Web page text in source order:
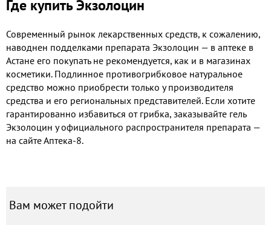
Где купить Экзолоцин
Современный рынок лекарственных средств, к сожалению,
наводнен подделками препарата Экзолоцин — в аптеке в
Астане его покупать не рекомендуется, как и в магазинах
косметики. Подлинное противогрибковое натуральное
средство можно приобрести только у производителя
средства и его региональных представителей. Если хотите
гарантированно избавиться от грибка, заказывайте гель
Экзолоцин у официального распространителя препарата —
на сайте Аптека-8.
Вам может подойти